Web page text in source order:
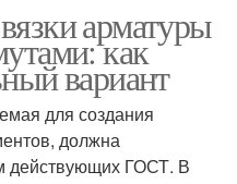
арматуры
как
вариант
для создания
должна
действующих ГОСТ. В